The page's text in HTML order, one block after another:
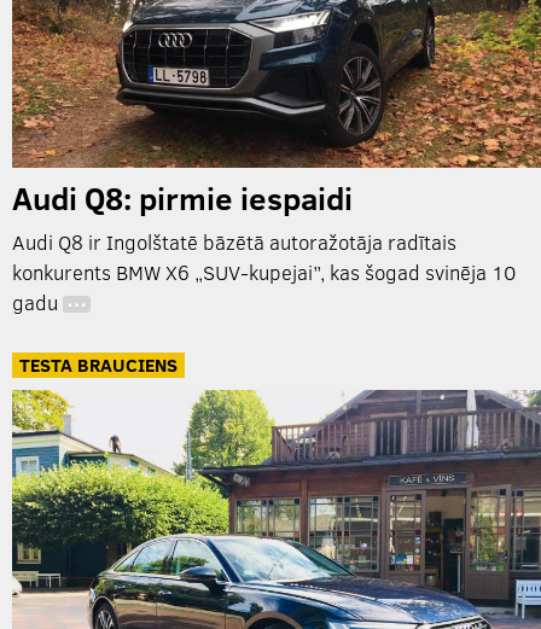
Audi Q8: pirmie iespaidi
Audi Q8 ir Ingolštatē bāzētā autoražotāja radītais
konkurents BMW X6 „SUV-kupejai”, kas šogad svinēja 10
gadu …
TESTA BRAUCIENS